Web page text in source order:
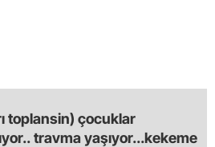
toplansin) çocuklar
travma yaşıyor...kekeme